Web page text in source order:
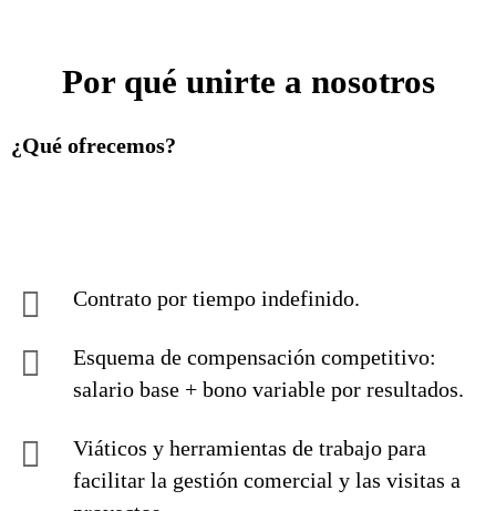
Por qué unirte a nosotros
¿Qué ofrecemos?
Contrato por tiempo indefinido.
Esquema de compensación competitivo:
salario base + bono variable por resultados.
Viáticos y herramientas de trabajo para
facilitar la gestión comercial y las visitas a